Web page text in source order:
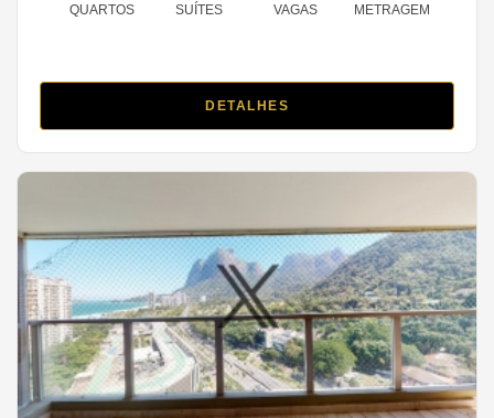
QUARTOS SUÍTES VAGAS METRAGEM
DETALHES